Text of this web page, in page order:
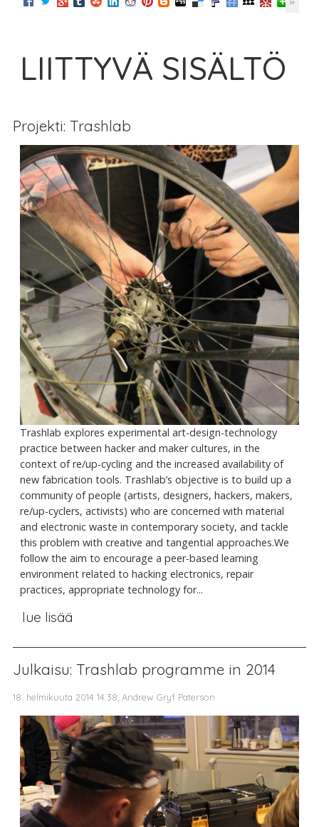
LIITTYVÄ SISÄLTÖ
Projekti: Trashlab
Trashlab explores experimental art-design-technology
practice between hacker and maker cultures, in the
context of re/up-cycling and the increased availability of
new fabrication tools. Trashlab’s objective is to build up a
community of people (artists, designers, hackers, makers,
re/up-cyclers, activists) who are concerned with material
and electronic waste in contemporary society, and tackle
this problem with creative and tangential approaches.We
follow the aim to encourage a peer-based learning
environment related to hacking electronics, repair
practices, appropriate technology for...
lue lisää
Julkaisu: Trashlab programme in 2014
18. helmikuuta 2014 14.38, Andrew Gryf Paterson